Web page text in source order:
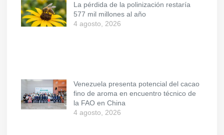
La pérdida de la polinización restaría
577 mil millones al año
4 agosto, 2026
Venezuela presenta potencial del cacao
fino de aroma en encuentro técnico de
la FAO en China
4 agosto, 2026